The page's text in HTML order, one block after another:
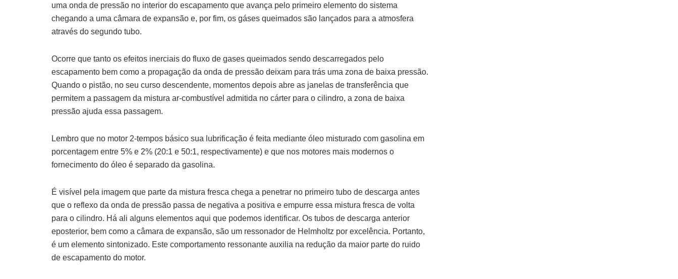
uma onda de pressão no interior do escapamento que avança pelo primeiro elemento do sistema
chegando a uma câmara de expansão e, por fim, os gáses queimados são lançados para a atmosfera
através do segundo tubo.
Ocorre que tanto os efeitos inerciais do fluxo de gases queimados sendo descarregados pelo
escapamento bem como a propagação da onda de pressão deixam para trás uma zona de baixa pressão.
Quando o pistão, no seu curso descendente, momentos depois abre as janelas de transferência que
permitem a passagem da mistura ar-combustível admitida no cárter para o cilindro, a zona de baixa
pressão ajuda essa passagem.
Lembro que no motor 2-tempos básico sua lubrificação é feita mediante óleo misturado com gasolina em
porcentagem entre 5% e 2% (20:1 e 50:1, respectivamente) e que nos motores mais modernos o
fornecimento do óleo é separado da gasolina.
É visível pela imagem que parte da mistura fresca chega a penetrar no primeiro tubo de descarga antes
que o reflexo da onda de pressão passa de negativa a positiva e empurre essa mistura fresca de volta
para o cilindro. Há ali alguns elementos aqui que podemos identificar. Os tubos de descarga anterior
eposterior, bem como a câmara de expansão, são um ressonador de Helmholtz por excelência. Portanto,
é um elemento sintonizado. Este comportamento ressonante auxilia na redução da maior parte do ruido
de escapamento do motor.